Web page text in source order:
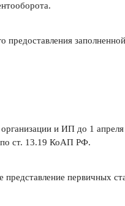
предоставления
и ИП до 1
по ст. 13.19 КоАП РФ.
представление первичных